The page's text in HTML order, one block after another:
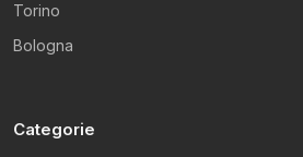
Torino
Bologna
Categorie